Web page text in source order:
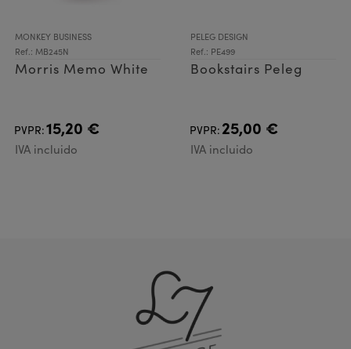
MONKEY BUSINESS
Ref.: MB245N
Morris Memo White
PVPR:15,20 €
IVA incluido
PELEG DESIGN
Ref.: PE499
Bookstairs Peleg
PVPR: 25,00 €
IVA incluido